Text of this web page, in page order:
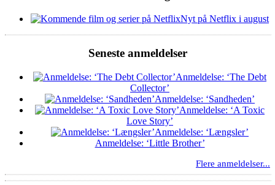
Nyt på Netflix i august
Seneste anmeldelser
Anmeldelse: ‘The Debt
Collector’
Anmeldelse: ‘Sandheden’
Anmeldelse: ‘A Toxic
Love Story’
Anmeldelse: ‘Længsler’
Anmeldelse: ‘Little Brother’
Flere anmeldelser...